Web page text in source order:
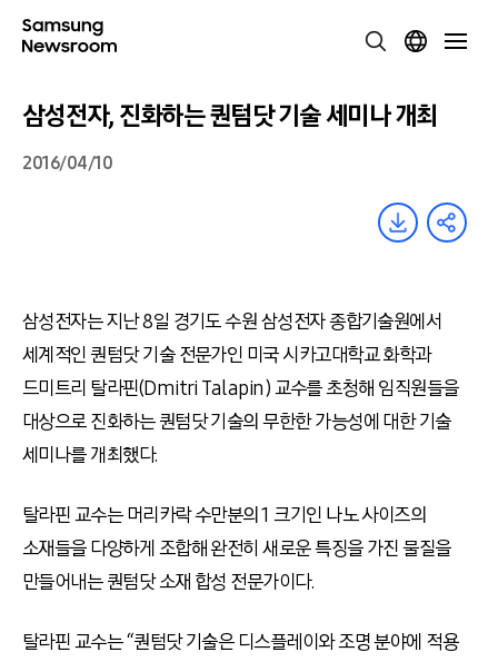
삼성전자, 진화하는 퀀텀닷 기술 세미나 개최
2016/04/10
삼성전자는 지난 8일 경기도 수원 삼성전자 종합기술원에서
세계적인 퀀텀닷 기술 전문가인 미국 시카고대학교 화학과
드미트리 탈라핀(Dmitri Talapin) 교수를 초청해 임직원들을
대상으로 진화하는 퀀텀닷 기술의 무한한 가능성에 대한 기술
세미나를 개최했다.
탈라핀 교수는 머리카락 수만분의 1 크기인 나노 사이즈의
소재들을 다양하게 조합해 완전히 새로운 특징을 가진 물질을
만들어내는 퀀텀닷 소재 합성 전문가이다.
탈라핀 교수는 “퀀텀닷 기술은 디스플레이와 조명 분야에 적용